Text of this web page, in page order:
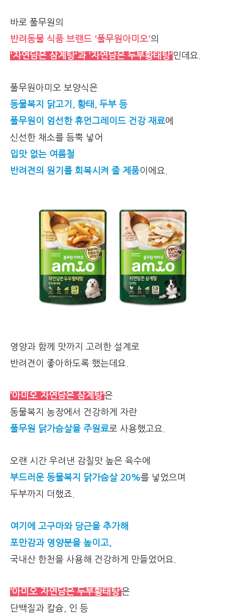
바로 풀무원의
반려동물 식품 브랜드 '풀무원아미오'의
'자연담은 삼계탕'과 '자연담은 두부황태탕'인데요.
풀무원아미오 보양식은
동물복지 닭고기, 황태, 두부 등
풀무원이 엄선한 휴먼그레이드 건강 재료에
신선한 채소를 듬뿍 넣어
입맛 없는 여름철
반려견의 원기를 회복시켜 줄 제품이에요.
영양과 함께 맛까지 고려한 설계로
반려견이 좋아하도록 했는데요.
‘아미오 자연담은 삼계탕’은
동물복지 농장에서 건강하게 자란
풀무원 닭가슴살을 주원료로 사용했고요.
오랜 시간 우려낸 감칠맛 높은 육수에
부드러운 동물복지 닭가슴살 20%를 넣었으며
두부까지 더했죠.
여기에 고구마와 당근을 추가해
포만감과 영양분을 높이고,
국내산 한천을 사용해 건강하게 만들었어요.
‘아미오 자연담은 두부황태탕’은
단백질과 칼슘, 인 등